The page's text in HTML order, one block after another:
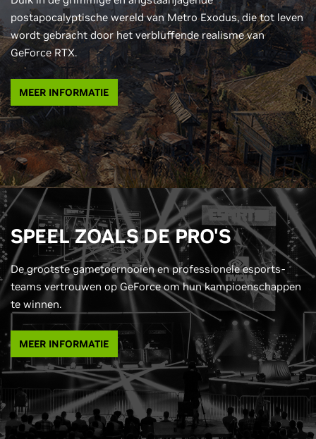
postapocalyptische wereld van Metro Exodus, die tot leven
wordt gebracht door het verbluffende realisme van
GeForce RTX.
MEER INFORMATIE
SPEEL ZOALS DE PRO'S
De grootste gametoernooien en professionele esports-
teams vertrouwen op GeForce om hun kampioenschappen
te winnen.
MEER INFORMATIE